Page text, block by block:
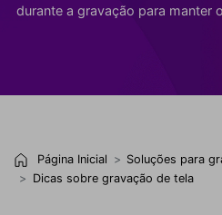
durante a gravação para manter
Página Inicial
Soluções para
Dicas sobre gravação de tela